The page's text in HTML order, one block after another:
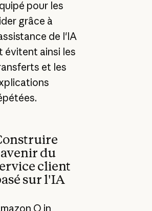
pour les
grâce à
de l'IA
évitent ainsi les
et les
du
client
sur l'IA
Q in